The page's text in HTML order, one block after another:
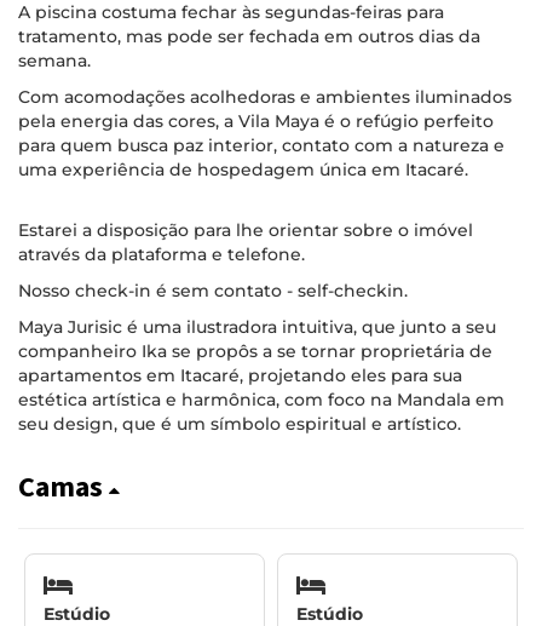
A piscina costuma fechar às segundas-feiras para
tratamento, mas pode ser fechada em outros dias da
semana.
Com acomodações acolhedoras e ambientes iluminados
pela energia das cores, a Vila Maya é o refúgio perfeito
para quem busca paz interior, contato com a natureza e
uma experiência de hospedagem única em Itacaré.
Estarei a disposição para lhe orientar sobre o imóvel
através da plataforma e telefone.
Nosso check-in é sem contato - self-checkin.
Maya Jurisic é uma ilustradora intuitiva, que junto a seu
companheiro Ika se propôs a se tornar proprietária de
apartamentos em Itacaré, projetando eles para sua
estética artística e harmônica, com foco na Mandala em
seu design, que é um símbolo espiritual e artístico.
Camas
Estúdio Estúdio